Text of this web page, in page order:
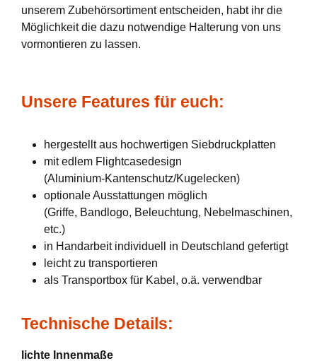
unserem Zubehörsortiment entscheiden, habt ihr die
Möglichkeit die dazu notwendige Halterung von uns
vormontieren zu lassen.
Unsere Features für euch:
hergestellt aus hochwertigen Siebdruckplatten
mit edlem Flightcasedesign
(Aluminium-Kantenschutz/Kugelecken)
optionale Ausstattungen möglich
(Griffe, Bandlogo, Beleuchtung, Nebelmaschinen,
etc.)
in Handarbeit individuell in Deutschland gefertigt
leicht zu transportieren
als Transportbox für Kabel, o.ä. verwendbar
Technische Details:
lichte Innenmaße